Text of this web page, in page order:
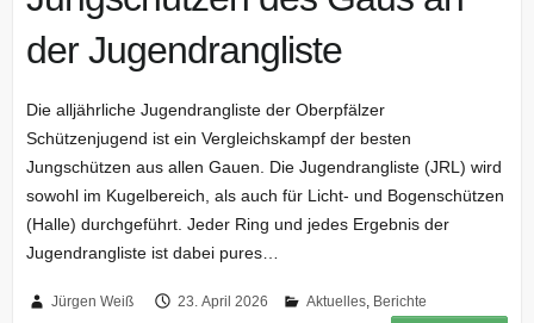
der Jugendrangliste
Die alljährliche Jugendrangliste der Oberpfälzer
Schützenjugend ist ein Vergleichskampf der besten
Jungschützen aus allen Gauen. Die Jugendrangliste (JRL) wird
sowohl im Kugelbereich, als auch für Licht- und Bogenschützen
(Halle) durchgeführt. Jeder Ring und jedes Ergebnis der
Jugendrangliste ist dabei pures…
Jürgen Weiß 23. April 2026 Aktuelles, Berichte